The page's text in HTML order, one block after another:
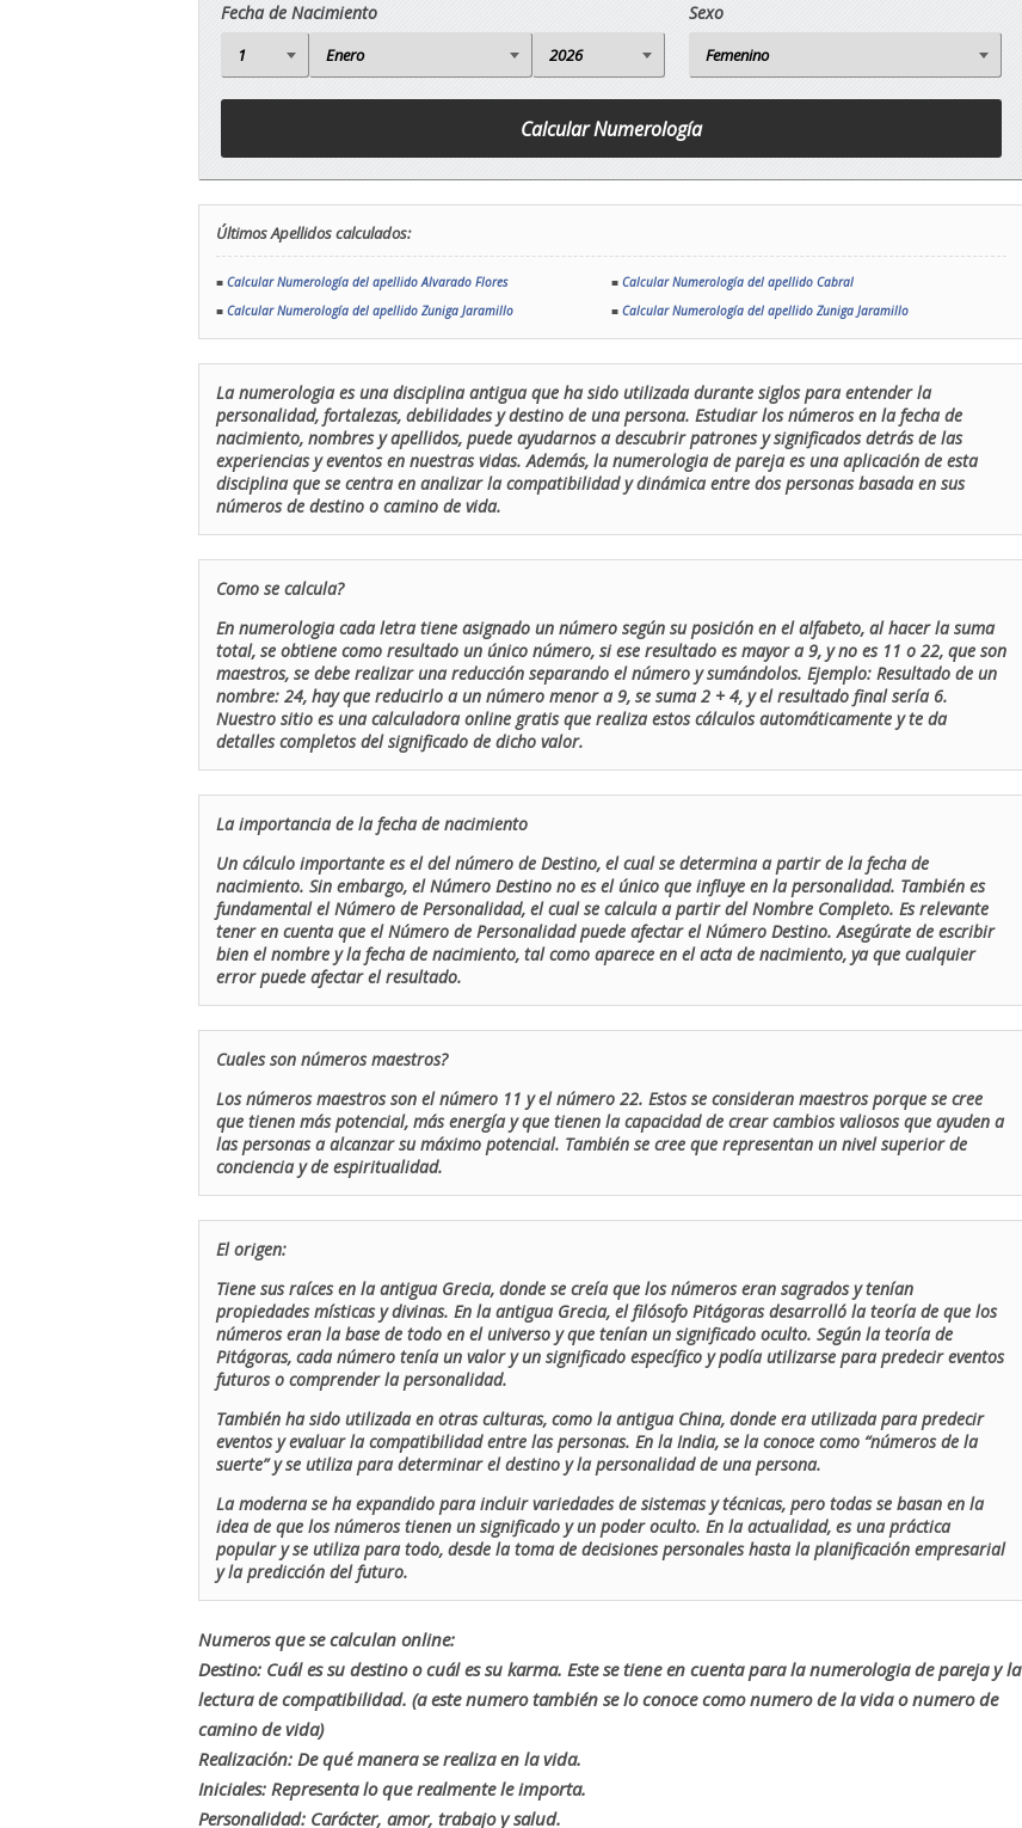
Fecha de Nacimiento Sexo
Últimos Apellidos calculados:
■ Calcular Numerología del apellido Alvarado Flores ■ Calcular Numerología del apellido Cabral
■ Calcular Numerología del apellido Zuniga Jaramillo ■ Calcular Numerología del apellido Zuniga Jaramillo
La numerologia es una disciplina antigua que ha sido utilizada durante siglos para entender la
personalidad, fortalezas, debilidades y destino de una persona. Estudiar los números en la fecha de
nacimiento, nombres y apellidos, puede ayudarnos a descubrir patrones y significados detrás de las
experiencias y eventos en nuestras vidas. Además, la numerologia de pareja es una aplicación de esta
disciplina que se centra en analizar la compatibilidad y dinámica entre dos personas basada en sus
números de destino o camino de vida.
Como se calcula?
En numerologia cada letra tiene asignado un número según su posición en el alfabeto, al hacer la suma
total, se obtiene como resultado un único número, si ese resultado es mayor a 9, y no es 11 o 22, que son
maestros, se debe realizar una reducción separando el número y sumándolos. Ejemplo: Resultado de un
nombre: 24, hay que reducirlo a un número menor a 9, se suma 2 + 4, y el resultado final sería 6.
Nuestro sitio es una calculadora online gratis que realiza estos cálculos automáticamente y te da
detalles completos del significado de dicho valor.
La importancia de la fecha de nacimiento
Un cálculo importante es el del número de Destino, el cual se determina a partir de la fecha de
nacimiento. Sin embargo, el Número Destino no es el único que influye en la personalidad. También es
fundamental el Número de Personalidad, el cual se calcula a partir del Nombre Completo. Es relevante
tener en cuenta que el Número de Personalidad puede afectar el Número Destino. Asegúrate de escribir
bien el nombre y la fecha de nacimiento, tal como aparece en el acta de nacimiento, ya que cualquier
error puede afectar el resultado.
Cuales son números maestros?
Los números maestros son el número 11 y el número 22. Estos se consideran maestros porque se cree
que tienen más potencial, más energía y que tienen la capacidad de crear cambios valiosos que ayuden a
las personas a alcanzar su máximo potencial. También se cree que representan un nivel superior de
conciencia y de espiritualidad.
El origen:
Tiene sus raíces en la antigua Grecia, donde se creía que los números eran sagrados y tenían
propiedades místicas y divinas. En la antigua Grecia, el filósofo Pitágoras desarrolló la teoría de que los
números eran la base de todo en el universo y que tenían un significado oculto. Según la teoría de
Pitágoras, cada número tenía un valor y un significado específico y podía utilizarse para predecir eventos
futuros o comprender la personalidad.
También ha sido utilizada en otras culturas, como la antigua China, donde era utilizada para predecir
eventos y evaluar la compatibilidad entre las personas. En la India, se la conoce como “números de la
suerte” y se utiliza para determinar el destino y la personalidad de una persona.
La moderna se ha expandido para incluir variedades de sistemas y técnicas, pero todas se basan en la
idea de que los números tienen un significado y un poder oculto. En la actualidad, es una práctica
popular y se utiliza para todo, desde la toma de decisiones personales hasta la planificación empresarial
y la predicción del futuro.
Numeros que se calculan online:
Destino: Cuál es su destino o cuál es su karma. Este se tiene en cuenta para la numerologia de pareja y la
lectura de compatibilidad. (a este numero también se lo conoce como numero de la vida o numero de
camino de vida)
Realización: De qué manera se realiza en la vida.
Iniciales: Representa lo que realmente le importa.
Personalidad: Carácter, amor, trabajo y salud.